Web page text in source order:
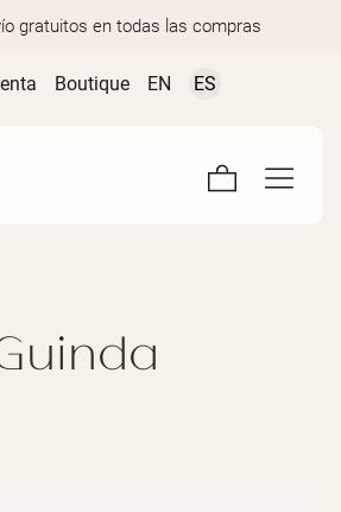
gratuitos en todas las compras
Boutique EN ES